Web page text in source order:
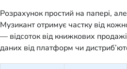
Розрахунок простий на папері,
Музикант отримує частку від
— відсоток від книжкових
даних від платформ чи